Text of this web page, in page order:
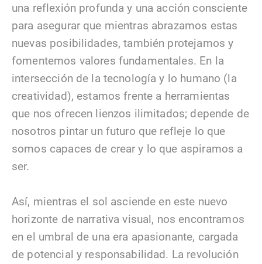
una reflexión profunda y una acción consciente
para asegurar que mientras abrazamos estas
nuevas posibilidades, también protejamos y
fomentemos valores fundamentales. En la
intersección de la tecnología y lo humano (la
creatividad), estamos frente a herramientas
que nos ofrecen lienzos ilimitados; depende de
nosotros pintar un futuro que refleje lo que
somos capaces de crear y lo que aspiramos a
ser.
Así, mientras el sol asciende en este nuevo
horizonte de narrativa visual, nos encontramos
en el umbral de una era apasionante, cargada
de potencial y responsabilidad. La revolución